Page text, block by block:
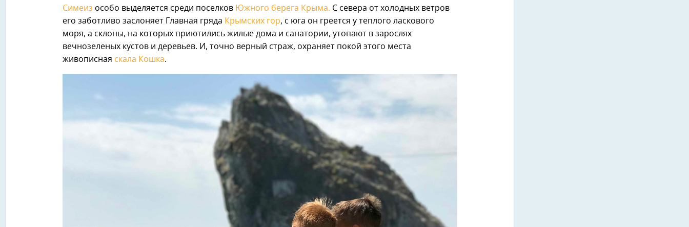
Симеиз особо выделяется среди поселков Южного берега Крыма. С севера от холодных ветров
его заботливо заслоняет Главная гряда Крымских гор, с юга он греется у теплого ласкового
моря, а склоны, на которых приютились жилые дома и санатории, утопают в зарослях
вечнозеленых кустов и деревьев. И, точно верный страж, охраняет покой этого места
живописная скала Кошка.